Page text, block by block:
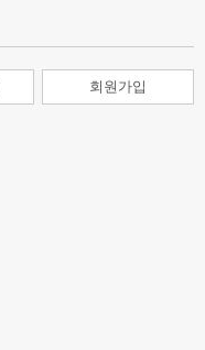
회원가입